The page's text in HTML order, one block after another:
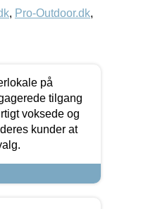
, Pro-Outdoor.dk,
på
tilgang
voksede og
kunder at